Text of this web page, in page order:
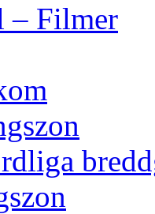
– Filmer